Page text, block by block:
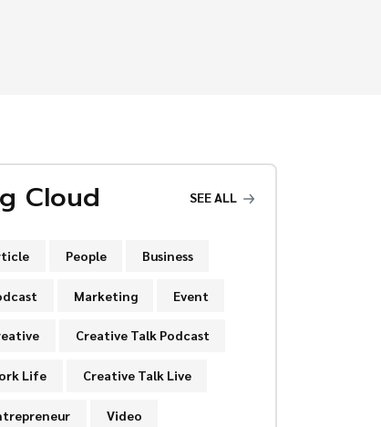
Cloud SEE ALL
People Business
Marketing Event
Creative Talk Podcast
Life Creative Talk Live
Video